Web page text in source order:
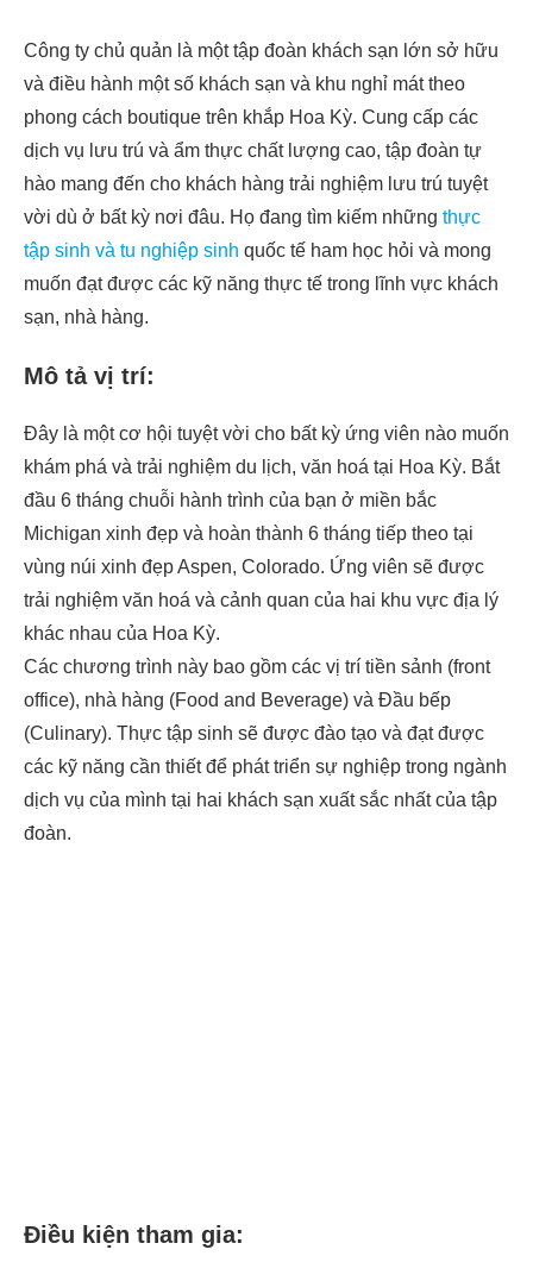
Công ty chủ quản là một tập đoàn khách sạn lớn sở hữu
và điều hành một số khách sạn và khu nghỉ mát theo
phong cách boutique trên khắp Hoa Kỳ. Cung cấp các
dịch vụ lưu trú và ẩm thực chất lượng cao, tập đoàn tự
hào mang đến cho khách hàng trải nghiệm lưu trú tuyệt
vời dù ở bất kỳ nơi đâu. Họ đang tìm kiếm những thực
tập sinh và tu nghiệp sinh quốc tế ham học hỏi và mong
muốn đạt được các kỹ năng thực tế trong lĩnh vực khách
sạn, nhà hàng.
Mô tả vị trí:
Đây là một cơ hội tuyệt vời cho bất kỳ ứng viên nào muốn
khám phá và trải nghiệm du lịch, văn hoá tại Hoa Kỳ. Bắt
đầu 6 tháng chuỗi hành trình của bạn ở miền bắc
Michigan xinh đẹp và hoàn thành 6 tháng tiếp theo tại
vùng núi xinh đẹp Aspen, Colorado. Ứng viên sẽ được
trải nghiệm văn hoá và cảnh quan của hai khu vực địa lý
khác nhau của Hoa Kỳ.
Các chương trình này bao gồm các vị trí tiền sảnh (front
office), nhà hàng (Food and Beverage) và Đầu bếp
(Culinary). Thực tập sinh sẽ được đào tạo và đạt được
các kỹ năng cần thiết để phát triển sự nghiệp trong ngành
dịch vụ của mình tại hai khách sạn xuất sắc nhất của tập
đoàn.
Điều kiện tham gia: